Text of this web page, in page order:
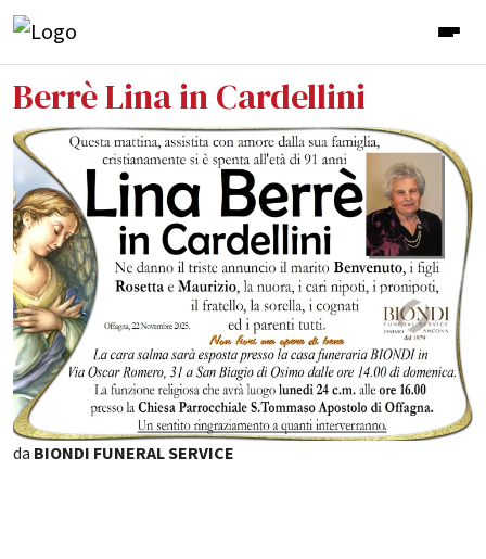
Berrè Lina in Cardellini
da BIONDI FUNERAL SERVICE